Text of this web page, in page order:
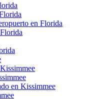
en Florida
en Kissimmee